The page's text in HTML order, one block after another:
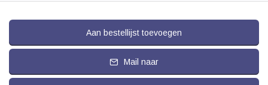
Aan bestellijst toevoegen
Mail naar